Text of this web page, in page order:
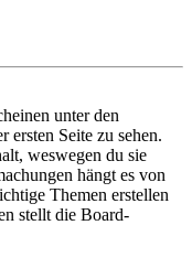
unter den
Seite zu sehen.
weswegen du sie
hängt es von
Themen erstellen
stellt die Board-